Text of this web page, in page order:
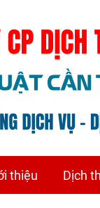
thiệu Dịch